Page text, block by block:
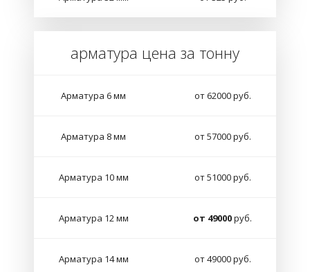
арматура цена за тонну
Арматура 6 мм от 62000 руб.
Арматура 8 мм от 57000 руб.
Арматура 10 мм от 51000 руб.
Арматура 12 мм от 49000руб.
Арматура 14 мм от 49000 руб.